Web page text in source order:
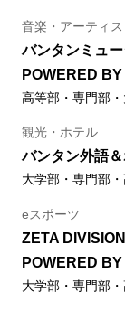
音楽・アーティ
バンタンミュ
POWERED
高等部・専門部
観光・ホテル
バンタン外語
大学部・専門部
eスポーツ
ZETA
POWERED
大学部・専門部